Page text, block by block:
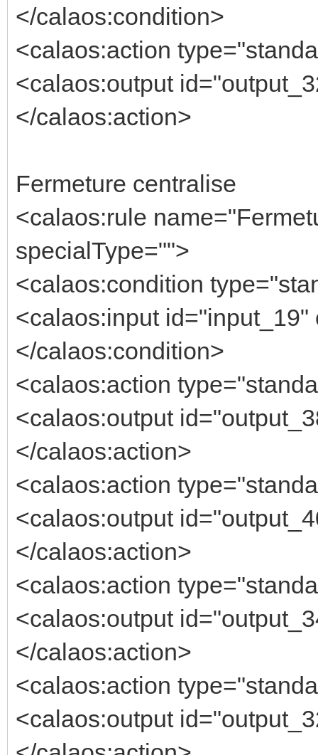
</calaos:condition>
<calaos:action
<calaos:output
</calaos:action>
Fermeture centralise
<calaos:rule
specialType="">
<calaos:condition
<calaos:input
</calaos:condition>
<calaos:action
<calaos:output
</calaos:action>
<calaos:action
<calaos:output
</calaos:action>
<calaos:action
<calaos:output
</calaos:action>
<calaos:action
<calaos:output